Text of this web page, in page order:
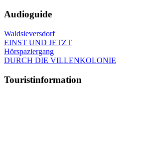
Audioguide
Waldsieversdorf
EINST UND JETZT
Hörspaziergang
DURCH DIE VILLENKOLONIE
Touristinformation